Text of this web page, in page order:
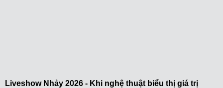
Liveshow Nhảy 2026 - Khi nghệ thuật biểu thị giá trị